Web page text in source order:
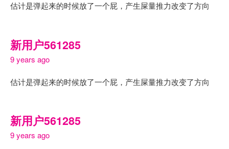
估计是弹起来的时候放了一个屁，产生屎量推力改变了方向
新用户561285
9 years ago
估计是弹起来的时候放了一个屁，产生屎量推力改变了方向
新用户561285
9 years ago